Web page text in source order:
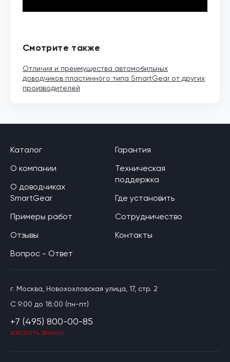
Смотрите также
Отличия и преимущества автомобильных
доводчиков пластинного типа SmartGear от других
производителей
Каталог
О компании
О доводчиках
SmartGear
Примеры работ
Отзывы
Вопрос - Ответ
Гарантия
Техническая
поддержка
Где установить
Сотрудничество
Контакты
г. Москва, Новохохловская улица, 17, стр. 2
C 9:00 до 18:00 (пн-пт)
+7 (495) 800-00-85
заказать звонок